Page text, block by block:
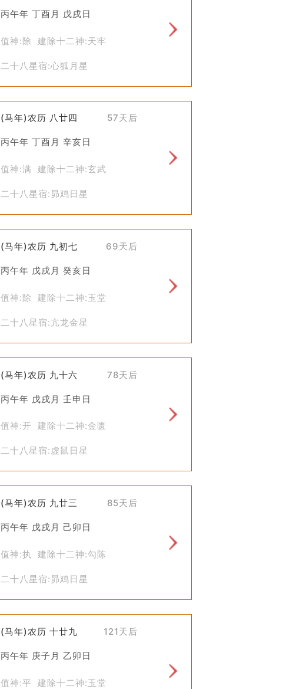
丙午年 丁酉月 戊戌日
值神:除 建除十二神:天牢
二十八星宿:心狐月星
(马年)农历 八廿四 57天后
丙午年 丁酉月 辛亥日
值神:满 建除十二神:玄武
二十八星宿:昴鸡日星
(马年)农历 九初七 69天后
丙午年 戊戌月 癸亥日
值神:除 建除十二神:玉堂
二十八星宿:亢龙金星
(马年)农历 九十六 78天后
丙午年 戊戌月 壬申日
值神:开 建除十二神:金匮
二十八星宿:虚鼠日星
(马年)农历 九廿三 85天后
丙午年 戊戌月 己卯日
值神:执 建除十二神:勾陈
二十八星宿:昴鸡日星
(马年)农历 十廿九 121天后
丙午年 庚子月 乙卯日
值神:平 建除十二神:玉堂